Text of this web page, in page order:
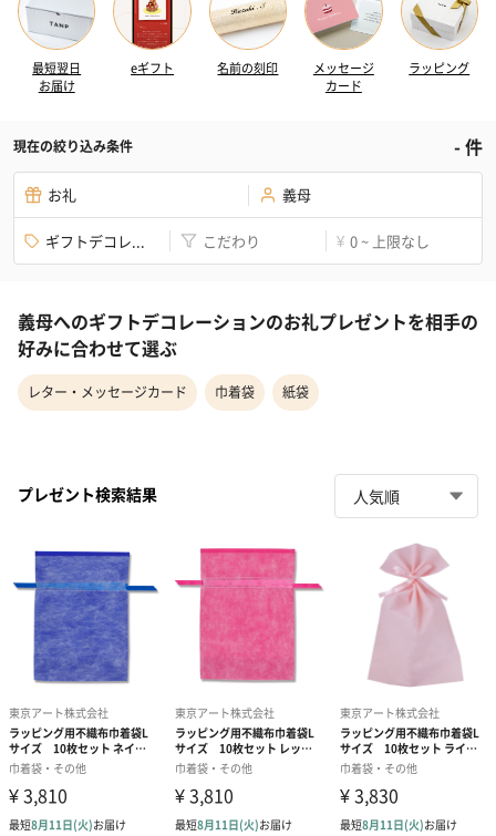
最短翌日
お届け
eギフト 名前の刻印
メッセージ
カード
ラッピング
現在の絞り込み条件 -件
お礼 義母
ギフトデコレ... こだわり ¥ 0 ~ 上限なし
義母へのギフトデコレーションのお礼プレゼントを相手の
好みに合わせて選ぶ
レター・メッセージカード 巾着袋 紙袋
プレゼント検索結果